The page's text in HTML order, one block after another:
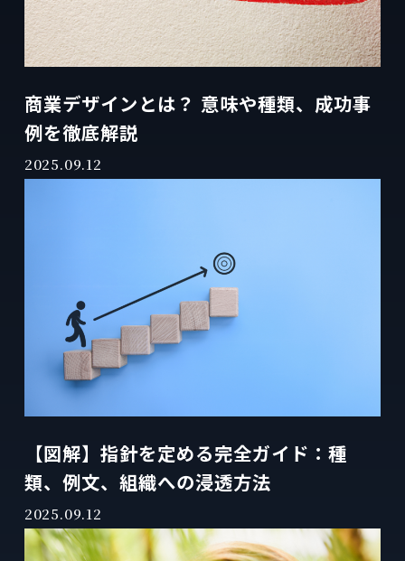
商業デザインとは？ 意味や種類、成功事
例を徹底解説
2025.09.12
【図解】指針を定める完全ガイド：種
類、例文、組織への浸透方法
2025.09.12